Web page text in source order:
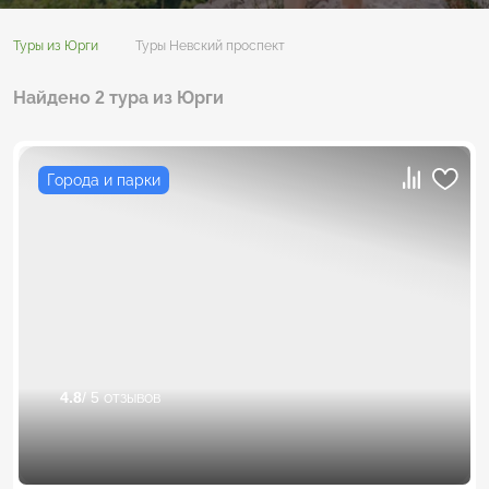
Туры из Юрги Туры Невский проспект
Найдено 2 тура из Юрги
Города и парки
4.8/ 5 отзывов